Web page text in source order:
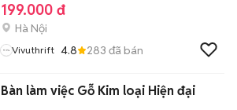
199.000 đ
Hà Nội
Vivuthrift 4.8 283 đã bán
Bàn làm việc Gỗ Kim loại Hiện đại